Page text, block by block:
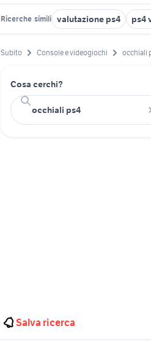
Ricerche simili valutazione ps4 ps4
Subito Console e videogiochi occhiali
Cosa cerchi?
Salva ricerca